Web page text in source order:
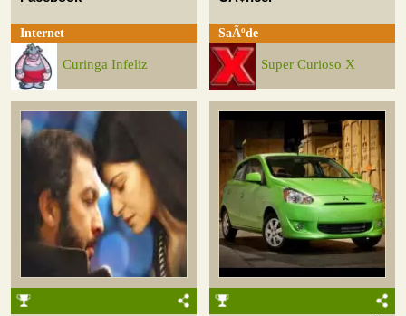
Internet
Curinga Infeliz
SaÃºde
Super Curioso X